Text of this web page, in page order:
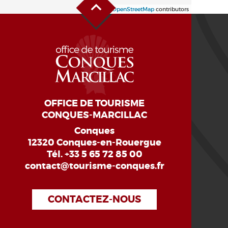
Leaflet OpenStreetMap contributors
OFFICE DE TOURISME
CONQUES-MARCILLAC
Conques
12320 Conques-en-Rouergue
Tél.+33 5 65 72 85 00
contact@tourisme-conques.fr
CONTACTEZ-NOUS